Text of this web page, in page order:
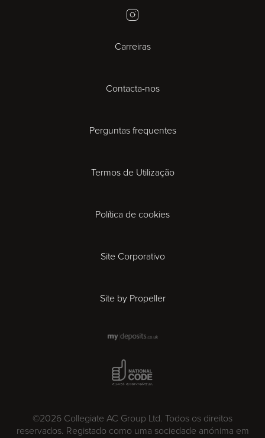
Bristol
Cambridge
Cardiff
Gloucester
Ipswich
London
Milan
Instagram
Carreiras
Contacta-nos
Perguntas frequentes
Termos de Utilização
Política de cookies
Site Corporativo
Site by Propeller
©2026 Collegiate AC Group Ltd. Todos os direitos
reservados. Registado como uma sociedade anónima em
National Code Award